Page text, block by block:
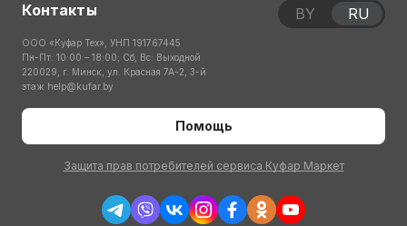
Контакты
ООО «Куфар Тех», УНП 191767445
Пн-Пт: 10:00 – 18:00; Сб, Вс: Выходной
220029, г. Минск, ул. Красная 7А-2, 3-й
этаж help@kufar.by
Помощь
Защита прав потребителей сервиса Куфар Маркет
BY RU